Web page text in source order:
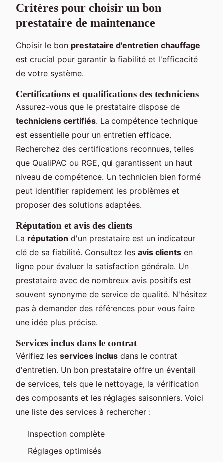
Critères pour choisir un bon
prestataire de maintenance
Choisir le bon prestataire d'entretien chauffage
est crucial pour garantir la fiabilité et l'efficacité
de votre système.
Certifications et qualifications des techniciens
Assurez-vous que le prestataire dispose de
techniciens certifiés. La compétence technique
est essentielle pour un entretien efficace.
Recherchez des certifications reconnues, telles
que QualiPAC ou RGE, qui garantissent un haut
niveau de compétence. Un technicien bien formé
peut identifier rapidement les problèmes et
proposer des solutions adaptées.
Réputation et avis des clients
La réputation d'un prestataire est un indicateur
clé de sa fiabilité. Consultez les avis clients en
ligne pour évaluer la satisfaction générale. Un
prestataire avec de nombreux avis positifs est
souvent synonyme de service de qualité. N'hésitez
pas à demander des références pour vous faire
une idée plus précise.
Services inclus dans le contrat
Vérifiez les services inclus dans le contrat
d'entretien. Un bon prestataire offre un éventail
de services, tels que le nettoyage, la vérification
des composants et les réglages saisonniers. Voici
une liste des services à rechercher :
Inspection complète
Réglages optimisés